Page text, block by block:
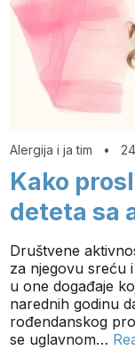
Alergija i ja tim •
Kako
deteta sa
Društvene
za njegovu sreću
u one događaje
narednih godinu
rođendanskog
se uglavnom…